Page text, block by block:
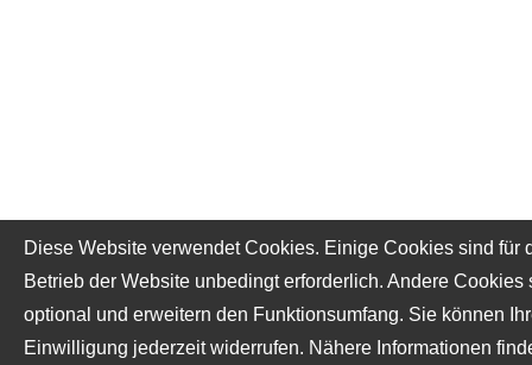
Diese Website verwendet Cookies. Einige Cookies sind für
Betrieb der Website unbedingt erforderlich. Andere Cookies
optional und erweitern den Funktionsumfang. Sie können
Einwilligung jederzeit widerrufen. Nähere Informationen